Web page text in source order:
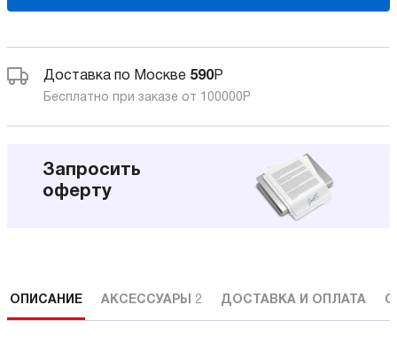
Доставка по Москве 590Р
Бесплатно при заказе от 100000 Р
Запросить
оферту
ОПИСАНИЕ АКСЕССУАРЫ 2 ДОСТАВКА И ОПЛАТА